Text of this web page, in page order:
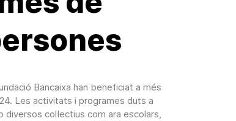
Bancaixa han beneficiat a més
Les activitats i programes duts a
col·lectius com ara escolars,